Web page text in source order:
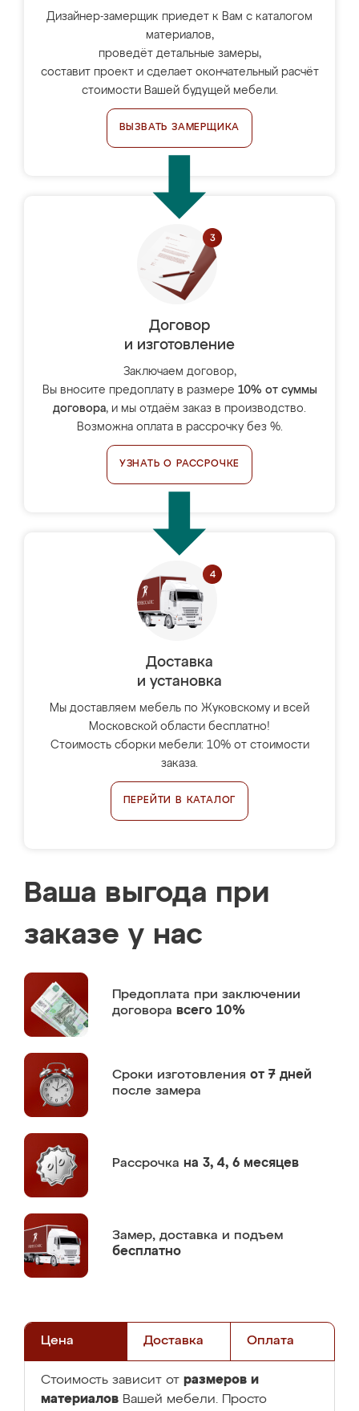
Дизайнер-замерщик приедет к Вам с каталогом
материалов,
проведёт детальные замеры,
составит проект и сделает окончательный расчёт
стоимости Вашей будущей мебели.
ВЫЗВАТЬ ЗАМЕРЩИКА
Договор
и изготовление
Заключаем договор,
Вы вносите предоплату в размере 10% от суммы
договора, и мы отдаём заказ в производство.
Возможна оплата в рассрочку без %.
УЗНАТЬ О РАССРОЧКЕ
Доставка
и установка
Мы доставляем мебель по Жуковскому и всей
Московской области бесплатно!
Стоимость сборки мебели: 10% от стоимости
заказа.
ПЕРЕЙТИ В КАТАЛОГ
Ваша выгода при
заказе у нас
Предоплата при заключении
договора всего 10%
Сроки изготовления от 7 дней
после замера
Рассрочка на 3, 4, 6 месяцев
Замер, доставка и подъем
бесплатно
Цена Доставка Оплата
Стоимость зависит от размеров и
материалов Вашей мебели. Просто